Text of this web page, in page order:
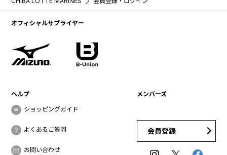
オフィシャルサプライヤー
ヘルプ
ショッピングガイド
よくあるご質問
お問い合わせ
メンバーズ
会員登録